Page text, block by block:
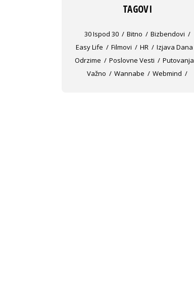
TAGOVI
30 Ispod 30 Bitno
Bizbendovi
Easy Life
Filmovi HR
Izjava Dana
Odrzime
Poslovne Vesti
Putovanja
Važno
Wannabe Webmind